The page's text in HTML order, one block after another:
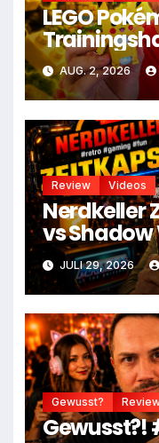
LEGO
AUG. 2, 2026
Review Videos
Nerdkeller
vs
JULI 29, 2026
Gewusst?
Gewusst?!